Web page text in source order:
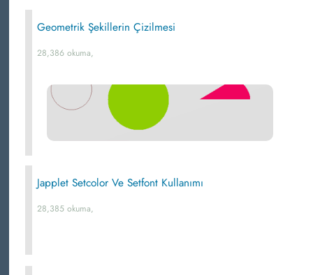
Geometrik Şekillerin Çizilmesi
28,386 okuma,
Japplet Setcolor Ve Setfont Kullanımı
28,385 okuma,